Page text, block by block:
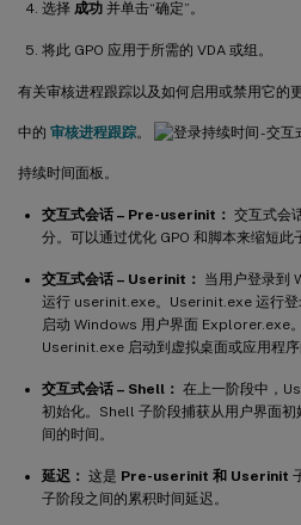
选择 成功 并单击“确定”。
将此 GPO 应用于所需的 VDA 或组。
有关审核进程跟踪以及如何启用或禁用它
中的 审核进程跟踪。
持续时间面板。
交互式会话 – Pre-userinit： 交互式会
分。可以通过优化 GPO 和脚本来缩短此
交互式会话 – Userinit：
当用户登录到
运行 userinit.exe。Userinit.exe 运行登
启动 Windows 用户界面 Explorer.exe
Userinit.exe 启动到虚拟桌面或应用程序
交互式会话 – Shell： 在上一阶段中，
初始化。Shell 子阶段捕获从用户界面初
间的时间。
延迟： 这是 Pre-userinit 和 Userinit
子阶段之间的累积时间延迟。